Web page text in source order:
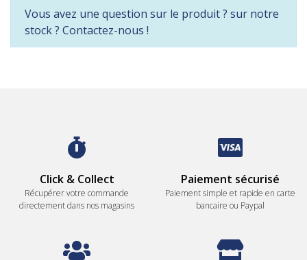
Vous avez une question sur le produit ? sur notre
stock ? Contactez-nous !
Click & Collect
Récupérer votre commande
directement dans nos magasins
Paiement sécurisé
Paiement simple et rapide en carte
bancaire ou Paypal